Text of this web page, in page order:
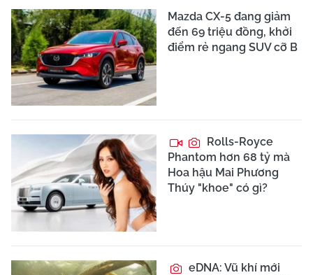
Mazda CX-5 đang giảm
đến 69 triệu đồng, khởi
điểm rẻ ngang SUV cỡ B
Rolls-Royce
Phantom hơn 68 tỷ mà
Hoa hậu Mai Phương
Thúy "khoe" có gì?
eDNA: Vũ khí mới